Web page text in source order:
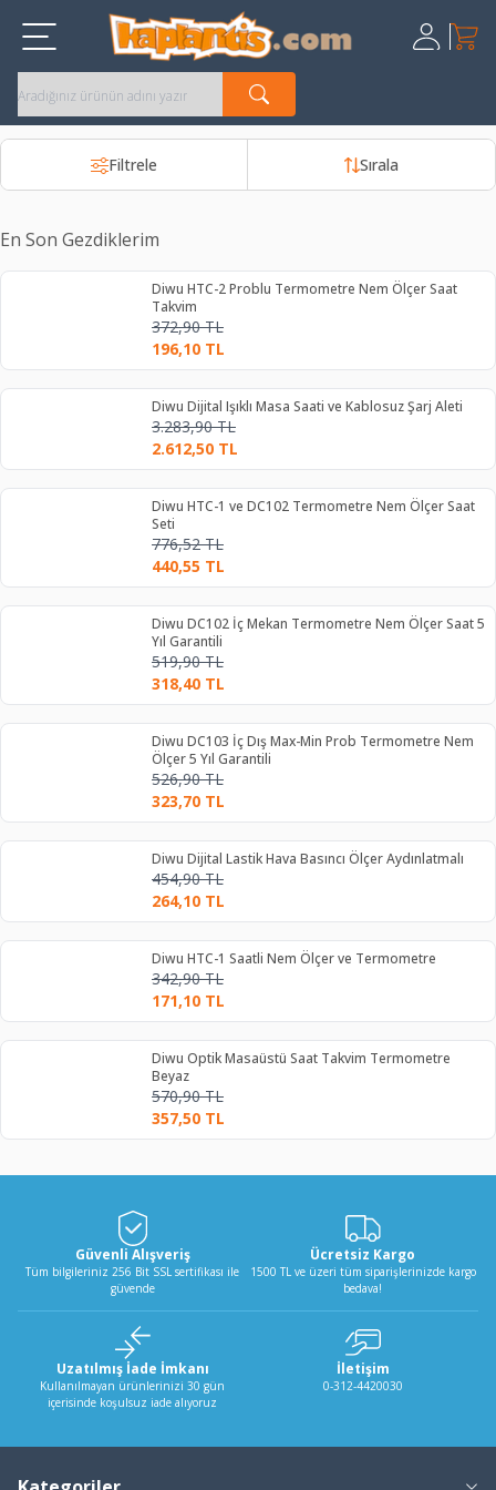
Üye
Kayıt Ol
Sepet
Filtrele Sırala
En Son Gezdiklerim
Diwu HTC-2 Problu Termometre Nem Ölçer Saat
Takvim
372,90TL
196,10 TL
Diwu Dijital Işıklı Masa Saati ve Kablosuz Şarj Aleti
3.283,90TL
2.612,50 TL
Diwu HTC-1 ve DC102 Termometre Nem Ölçer Saat
Seti
776,52TL
440,55 TL
Diwu DC102 İç Mekan Termometre Nem Ölçer Saat 5
Yıl Garantili
519,90TL
318,40 TL
Diwu DC103 İç Dış Max-Min Prob Termometre Nem
Ölçer 5 Yıl Garantili
526,90TL
323,70 TL
Diwu Dijital Lastik Hava Basıncı Ölçer Aydınlatmalı
454,90TL
264,10 TL
Diwu HTC-1 Saatli Nem Ölçer ve Termometre
342,90TL
171,10 TL
Diwu Optik Masaüstü Saat Takvim Termometre
Beyaz
570,90TL
357,50 TL
Güvenli Alışveriş
Tüm bilgileriniz 256 Bit SSL sertifikası ile
güvende
Ücretsiz Kargo
1500 TL ve üzeri tüm siparişlerinizde kargo
bedava!
Uzatılmış İade İmkanı
Kullanılmayan ürünlerinizi 30 gün
içerisinde koşulsuz iade alıyoruz
İletişim
0-312-4420030